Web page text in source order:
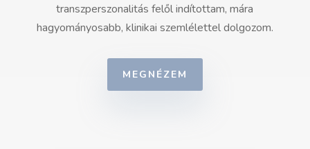
transzperszonalitás felől indítottam, mára
hagyományosabb, klinikai szemlélettel dolgozom.
MEGNÉZEM